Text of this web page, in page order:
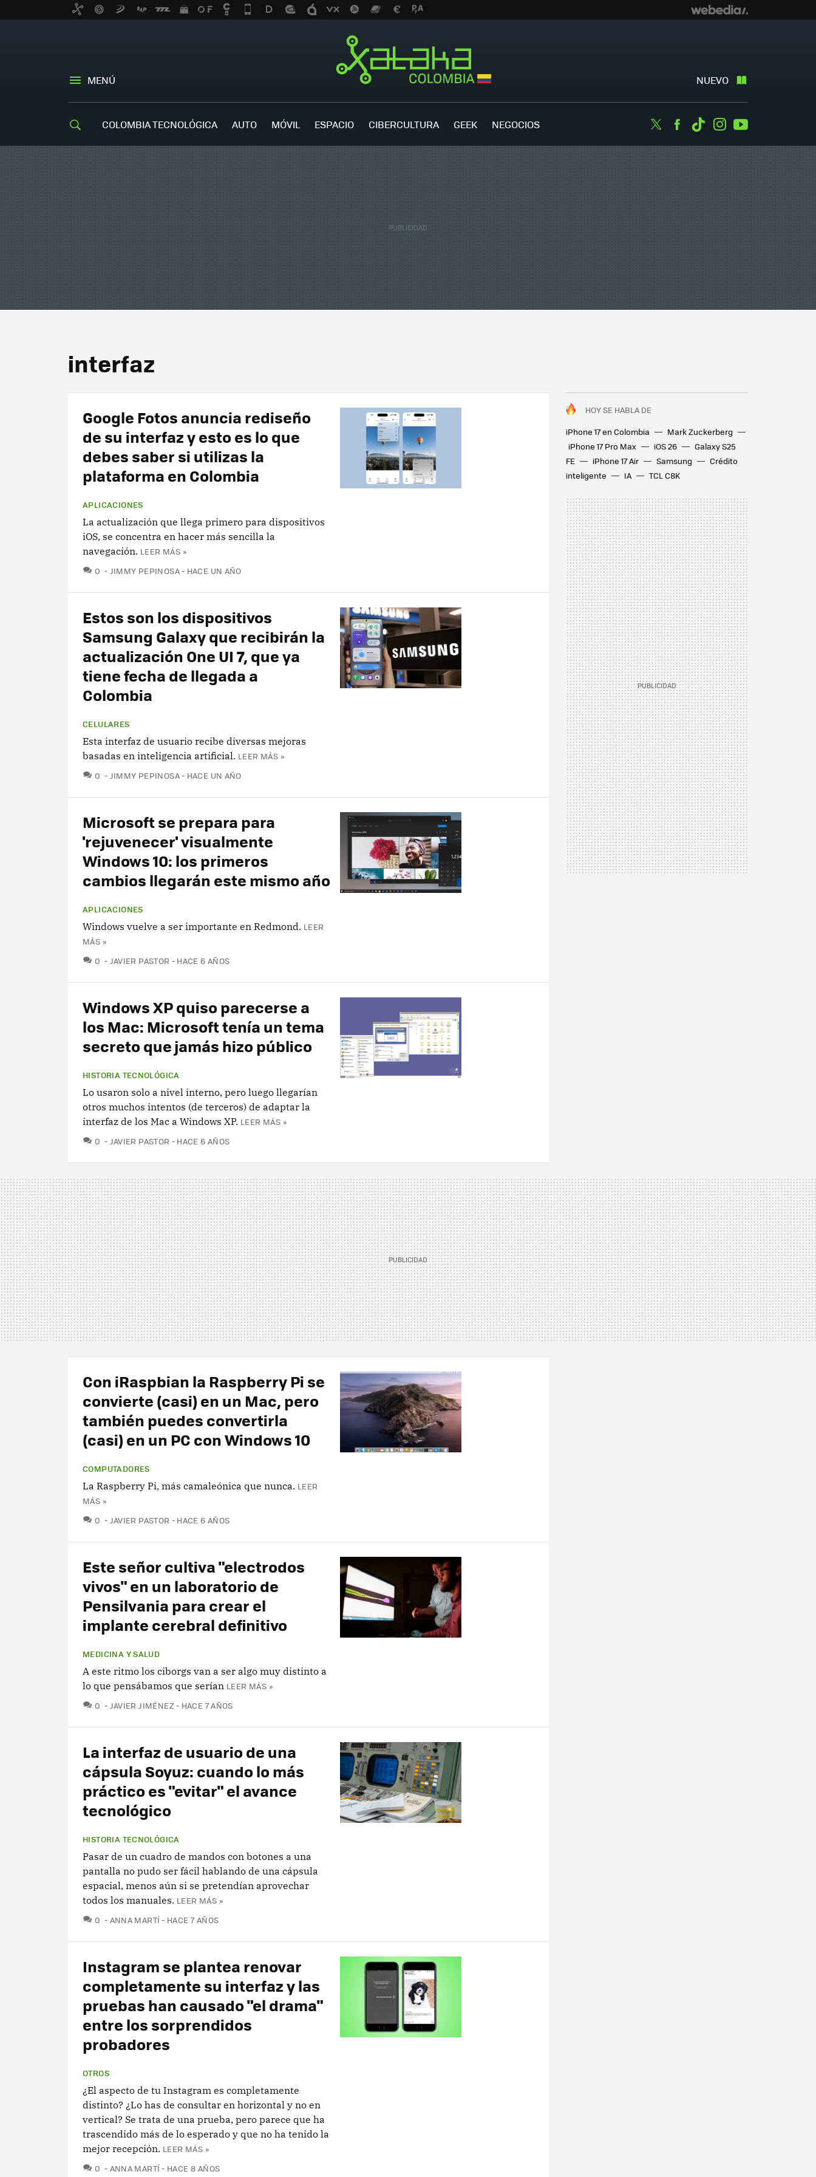
MENÚ NUEVO
COLOMBIA TECNOLÓGICA AUTO MÓVIL ESPACIO CIBERCULTURA GEEK NEGOCIOS TwitterFacebook
TiktokInstagram
interfaz
HOY SE HABLA DE
iPhone 17 en Colombia
Mark Zuckerberg
iPhone 17 Pro Max
iOS 26
Galaxy S25
FE
iPhone 17 Air Samsung
Crédito
inteligente
IA TCL C8K
Google Fotos anuncia rediseño
de su interfaz y esto es lo que
debes saber si utilizas la
plataforma en Colombia
APLICACIONES
La actualización que llega primero para dispositivos
iOS, se concentra en hacer más sencilla la
navegación. LEER MÁS »
0 COMENTARIOS
JIMMY PEPINOSA HACE UN AÑO
Estos son los dispositivos
Samsung Galaxy que recibirán la
actualización One UI 7, que ya
tiene fecha de llegada a
Colombia
CELULARES
Esta interfaz de usuario recibe diversas mejoras
basadas en inteligencia artificial. LEER MÁS »
0 COMENTARIOS
JIMMY PEPINOSA HACE UN AÑO
Microsoft se prepara para
'rejuvenecer' visualmente
Windows 10: los primeros
cambios llegarán este mismo año
APLICACIONES
Windows vuelve a ser importante en Redmond. LEER
MÁS »
0 COMENTARIOS
JAVIER PASTOR HACE 6 AÑOS
Windows XP quiso parecerse a
los Mac: Microsoft tenía un tema
secreto que jamás hizo público
HISTORIA TECNOLÓGICA
Lo usaron solo a nivel interno, pero luego llegarían
otros muchos intentos (de terceros) de adaptar la
interfaz de los Mac a Windows XP. LEER MÁS »
0 COMENTARIOS
JAVIER PASTOR HACE 6 AÑOS
Con iRaspbian la Raspberry Pi se
convierte (casi) en un Mac, pero
también puedes convertirla
(casi) en un PC con Windows 10
COMPUTADORES
La Raspberry Pi, más camaleónica que nunca. LEER
MÁS »
0 COMENTARIOS
JAVIER PASTOR HACE 6 AÑOS
Este señor cultiva "electrodos
vivos" en un laboratorio de
Pensilvania para crear el
implante cerebral definitivo
MEDICINA Y SALUD
A este ritmo los ciborgs van a ser algo muy distinto a
lo que pensábamos que serían LEER MÁS »
0 COMENTARIOS
JAVIER JIMÉNEZ HACE 7 AÑOS
La interfaz de usuario de una
cápsula Soyuz: cuando lo más
práctico es "evitar" el avance
tecnológico
HISTORIA TECNOLÓGICA
Pasar de un cuadro de mandos con botones a una
pantalla no pudo ser fácil hablando de una cápsula
espacial, menos aún si se pretendían aprovechar
todos los manuales. LEER MÁS »
0 COMENTARIOS
ANNA MARTÍ HACE 7 AÑOS
Instagram se plantea renovar
completamente su interfaz y las
pruebas han causado "el drama"
entre los sorprendidos
probadores
OTROS
¿El aspecto de tu Instagram es completamente
distinto? ¿Lo has de consultar en horizontal y no en
vertical? Se trata de una prueba, pero parece que ha
trascendido más de lo esperado y que no ha tenido la
mejor recepción. LEER MÁS »
0 COMENTARIOS
ANNA MARTÍ HACE 8 AÑOS